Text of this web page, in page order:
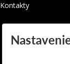
Kontakty